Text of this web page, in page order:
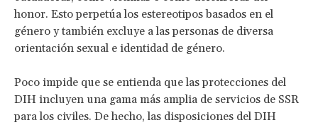
honor. Esto perpetúa los estereotipos basados en el
género y también excluye a las personas de diversa
orientación sexual e identidad de género.
Poco impide que se entienda que las protecciones del
DIH incluyen una gama más amplia de servicios de SSR
para los civiles. De hecho, las disposiciones del DIH